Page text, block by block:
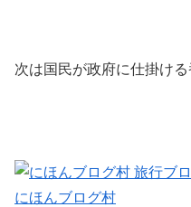
次は国民が政府に仕掛け
にほんブログ村